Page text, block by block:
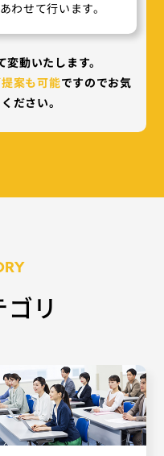
わせて行います。
動いたします。
案も可能ですのでお気
ださい。
リ